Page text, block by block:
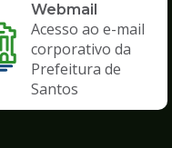
Webmail
Acesso ao e-mail
corporativo da
Prefeitura de
Santos